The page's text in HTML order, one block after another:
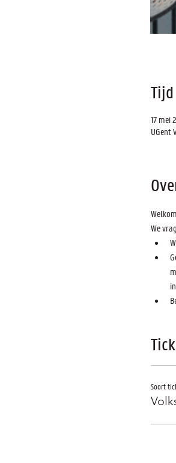
17 mei
UGent
We
Soort